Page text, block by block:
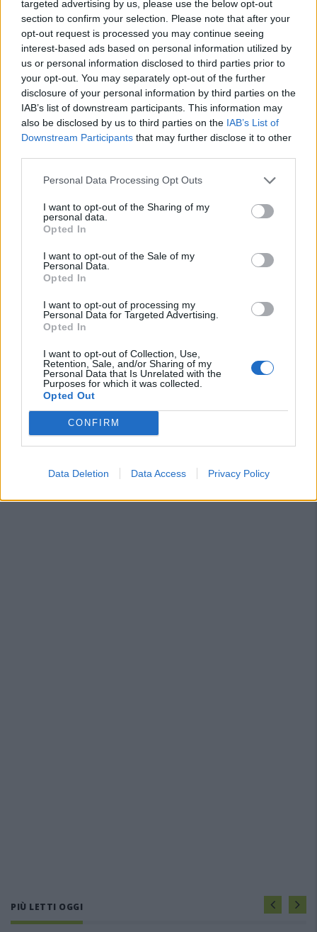
targeted advertising by us, please use the below opt-out
section to confirm your selection. Please note that after your
opt-out request is processed you may continue seeing
interest-based ads based on personal information utilized by
us or personal information disclosed to third parties prior to
your opt-out. You may separately opt-out of the further
disclosure of your personal information by third parties on the
IAB’s list of downstream participants. This information may
also be disclosed by us to third parties on the IAB’s List of
Downstream Participants that may further disclose it to other
Personal Data Processing Opt Outs
I want to opt-out of the Sharing of my
personal data.
Opted In
I want to opt-out of the Sale of my
Personal Data.
Opted In
I want to opt-out of processing my
Personal Data for Targeted Advertising.
Opted In
I want to opt-out of Collection, Use,
Retention, Sale, and/or Sharing of my
Personal Data that Is Unrelated with the
Purposes for which it was collected.
Opted Out
CONFIRM
Data Deletion Data Access Privacy Policy
Colpo del Tortolì: arriva il centrocampista
figlio d'arte Bruno Conti
1 Ago 2026
La Villacidrese torna in Eccellenza,
l'Antiochense va in Promozione, Golfo
Aranci e La Salle salgono in Prima
31 Lug 2026
Carbonia, l'ex presidente Canu: «Lasciai i
soldi per pagare le vertenze, Meloni si
assuma le responsabilità»
31 Lug 2026
«Impossibilitati nel far fronte alle vertenze
dei giocatori»
Nuorese, parte la programmazione:
Francesco Cattide è il nuovo tecnico
PIÙ LETTI OGGI